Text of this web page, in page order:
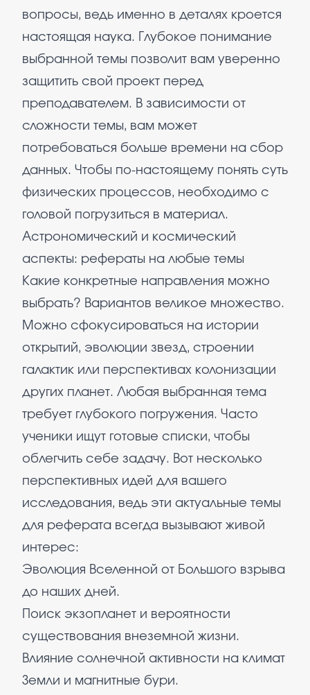
вопросы, ведь именно в деталях кроется
настоящая наука. Глубокое понимание
выбранной темы позволит вам уверенно
защитить свой проект перед
преподавателем. В зависимости от
сложности темы, вам может
потребоваться больше времени на сбор
данных. Чтобы по-настоящему понять суть
физических процессов, необходимо с
головой погрузиться в материал.
Астрономический и космический
аспекты: рефераты на любые темы
Какие конкретные направления можно
выбрать? Вариантов великое множество.
Можно сфокусироваться на истории
открытий, эволюции звезд, строении
галактик или перспективах колонизации
других планет. Любая выбранная тема
требует глубокого погружения. Часто
ученики ищут готовые списки, чтобы
облегчить себе задачу. Вот несколько
перспективных идей для вашего
исследования, ведь эти актуальные темы
для реферата всегда вызывают живой
интерес:
Эволюция Вселенной от Большого взрыва
до наших дней.
Поиск экзопланет и вероятности
существования внеземной жизни.
Влияние солнечной активности на климат
Земли и магнитные бури.